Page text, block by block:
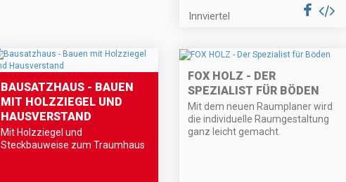
Innviertel
BAUSATZHAUS - BAUEN
MIT HOLZZIEGEL UND
HAUSVERSTAND
Mit Holzziegel und
Steckbauweise zum Traumhaus
FOX HOLZ - DER
SPEZIALIST FÜR BÖDEN
Mit dem neuen Raumplaner wird
die individuelle Raumgestaltung
ganz leicht gemacht.